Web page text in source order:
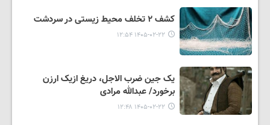
کشف ٢ تخلف محیط زیستی در سردشت
۱۴۰۵-۰۲-۲۲ ۱۲:۵۴
یک‌ جین ضرب‌ الاجل، دریغ ازیک ارزن
برخورد/ عبدالله مرادی
۱۴۰۵-۰۲-۲۲ ۱۲:۴۸